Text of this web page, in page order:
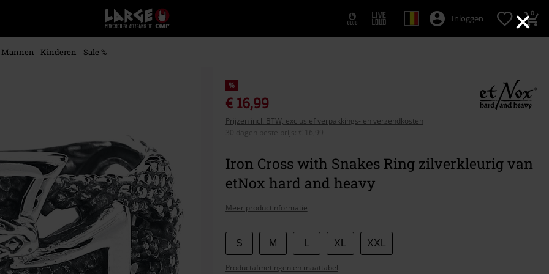
×
Large
–
Muziek-,
Inloggen 0
Mannen Kinderen
Sale %
%
€ 16,99
Prijzen incl. BTW, exclusief verpakkings- en verzendkosten
30 dagen beste prijs
€ 16,99
Iron Cross with Snakes Ring zilverkleurig van
etNox hard and heavy
Meer productinformatie
Kies
je
S M XL XXL
Productafmetingen en maattabel